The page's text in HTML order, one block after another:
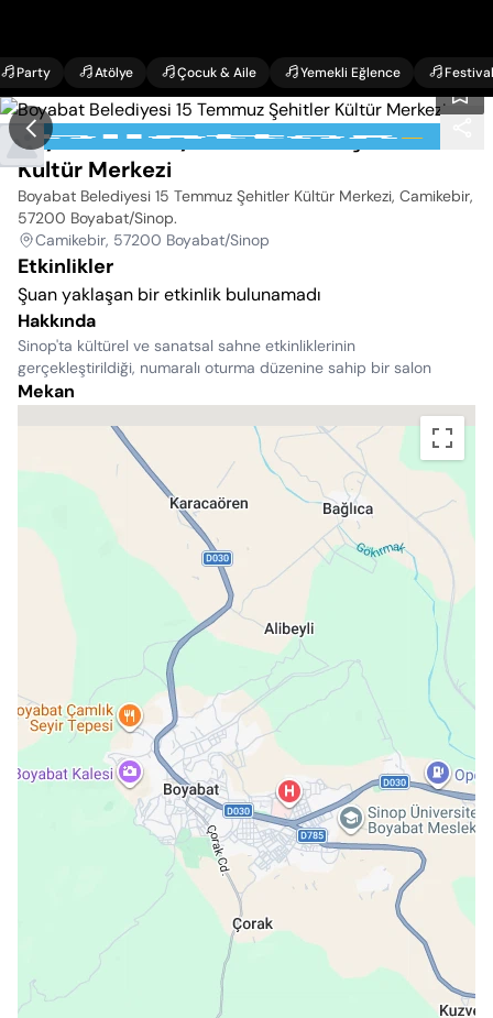
Party Atölye Çocuk & Aile Yemekli Eğlence Festival
Boyabat Belediyesi 15 Temmuz Şehitler
Kültür Merkezi
Boyabat Belediyesi 15 Temmuz Şehitler Kültür Merkezi, Camikebir,
57200 Boyabat/Sinop.
Camikebir, 57200 Boyabat/Sinop
Etkinlikler
Şuan yaklaşan bir etkinlik bulunamadı
Hakkında
Sinop'ta kültürel ve sanatsal sahne etkinliklerinin
gerçekleştirildiği, numaralı oturma düzenine sahip bir salon
Mekan